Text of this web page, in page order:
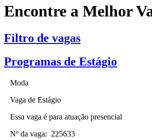
Encontre a Melhor
Filtro de vagas
Programas de Estágio
Moda
Vaga de Estágio
Essa vaga é para atuação presencial
Nº da vaga: 225633